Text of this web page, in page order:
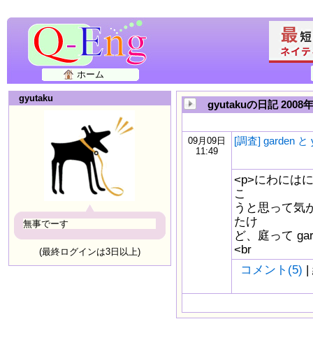
ホーム
gyutaku
無事でーす
(最終ログインは3日以上)
gyutakuの日記 2008
09月09日
11:49
[調査] garden と
<p>にわには
こ
うと思って気
たけ
ど、庭って
<br
コメント(5) |